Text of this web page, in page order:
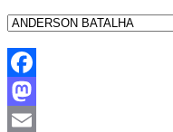
Facebook
Mastodon